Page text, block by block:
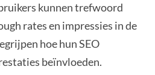
kunnen trefwoord
rates en impressies in de
hoe hun SEO
beïnvloeden.